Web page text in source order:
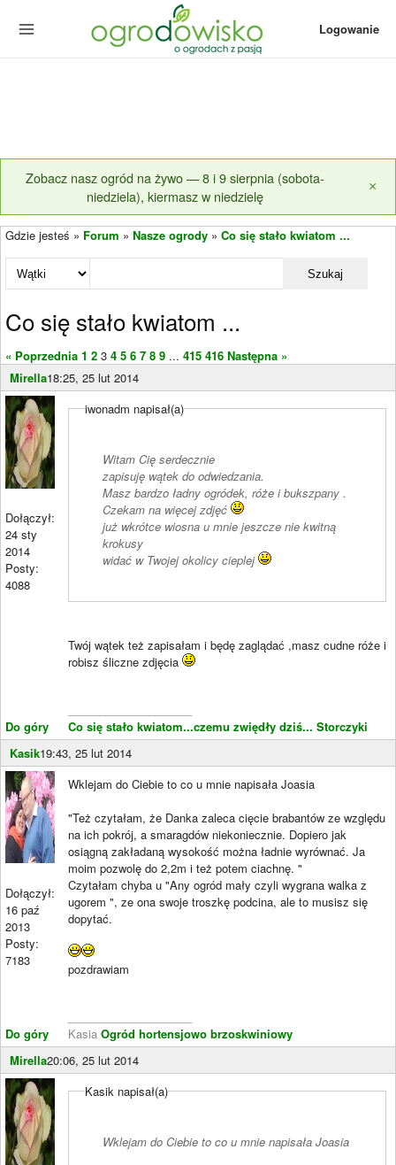
Logowanie
Zobacz nasz ogród na żywo — 8 i 9 sierpnia (sobota-
niedziela), kiermasz w niedzielę
×
Gdzie jesteś » Forum » Nasze ogrody » Co się stało kwiatom ...
Szukaj
Co się stało kwiatom ...
« Poprzednia 1 2 3 4 5 6 7 8 9 ... 415 416 Następna »
Mirella18:25, 25 lut 2014
Dołączył:
24 sty
2014
Posty:
4088
Do góry
iwonadm napisał(a)
Witam Cię serdecznie
zapisuję wątek do odwiedzania.
Masz bardzo ładny ogródek, róże i bukszpany .
Czekam na więcej zdjęć
już wkrótce wiosna u mnie jeszcze nie kwitną
krokusy
widać w Twojej okolicy cieplej
Twój wątek też zapisałam i będę zaglądać ,masz cudne róże i
robisz śliczne zdjęcia
Co się stało kwiatom...czemu zwiędły dziś... Storczyki
Kasik19:43, 25 lut 2014
Dołączył:
16 paź
2013
Posty:
7183
Do góry
Wklejam do Ciebie to co u mnie napisała Joasia
"Też czytałam, że Danka zaleca cięcie brabantów ze względu
na ich pokrój, a smaragdów niekoniecznie. Dopiero jak
osiągną zakładaną wysokość można ładnie wyrównać. Ja
moim pozwolę do 2,2m i też potem ciachnę. "
Czytałam chyba u "Any ogród mały czyli wygrana walka z
ugorem ", ze ona swoje troszkę podcina, ale to musisz się
dopytać.
pozdrawiam
Kasia Ogród hortensjowo brzoskwiniowy
Mirella20:06, 25 lut 2014
Kasik napisał(a)
Wklejam do Ciebie to co u mnie napisała Joasia